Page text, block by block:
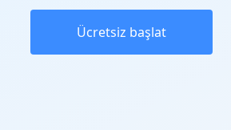
Ücretsiz başlat